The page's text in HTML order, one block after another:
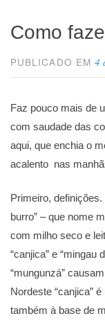
Como
PUBLICADO EM4
Faz pouco mais de
com saudade das
aqui, que enchia o
acalento nas
Primeiro, definições.
burro” – que nome
com milho seco e
“canjica” e “mingau
“mungunzá”
Nordeste “canjica”
também à base de